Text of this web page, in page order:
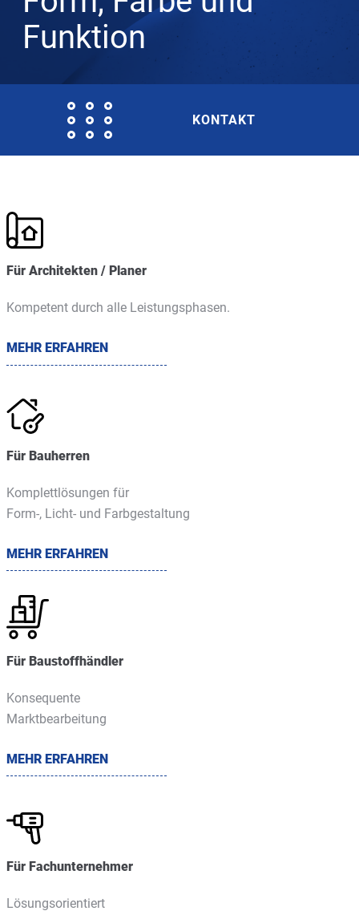
Funktion
KONTAKT
Für Architekten / Planer
Kompetent durch alle Leistungsphasen.
MEHR ERFAHREN
Für Bauherren
Komplettlösungen für
Form-, Licht- und Farbgestaltung
MEHR ERFAHREN
Für Baustoffhändler
Konsequente
Marktbearbeitung
MEHR ERFAHREN
Für Fachunternehmer
Lösungsorientiert